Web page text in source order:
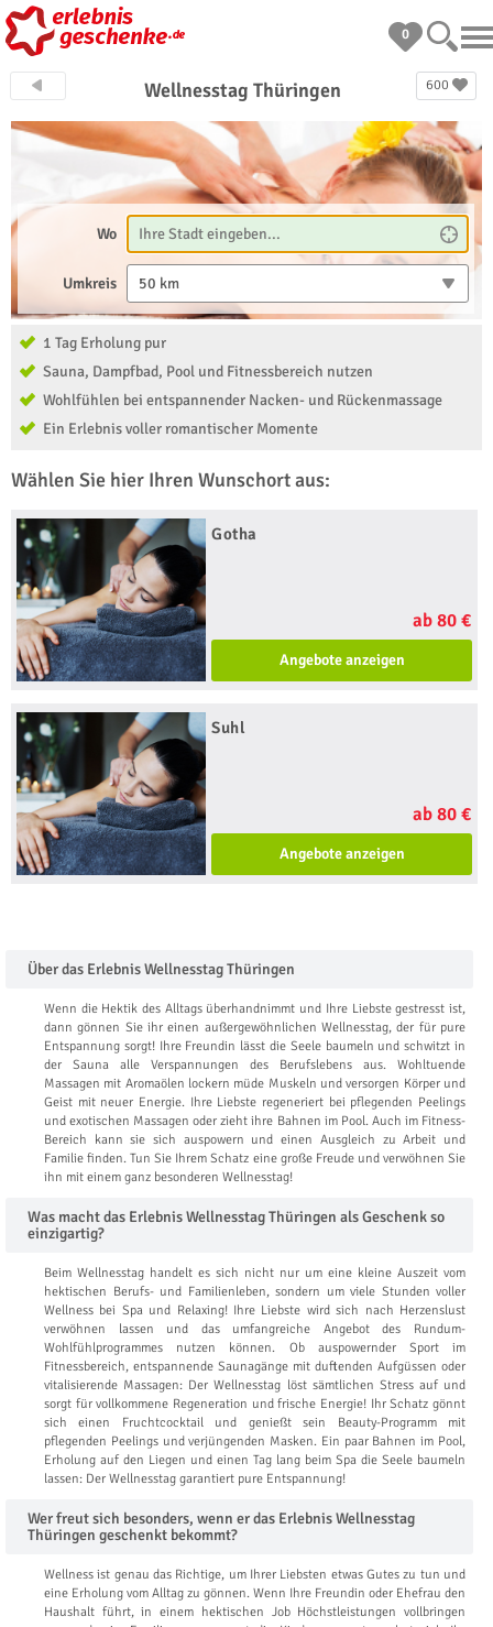
0
600
Wellnesstag Thüringen
Wo
Umkreis 50 km
1 Tag Erholung pur
Sauna, Dampfbad, Pool und Fitnessbereich nutzen
Wohlfühlen bei entspannender Nacken- und Rückenmassage
Ein Erlebnis voller romantischer Momente
Wählen Sie hier Ihren Wunschort aus:
Gotha
ab 80 €
Angebote anzeigen
Suhl
ab 80 €
Angebote anzeigen
Über das Erlebnis Wellnesstag Thüringen
Wenn die Hektik des Alltags überhandnimmt und Ihre Liebste gestresst ist,
dann gönnen Sie ihr einen außergewöhnlichen Wellnesstag, der für pure
Entspannung sorgt! Ihre Freundin lässt die Seele baumeln und schwitzt in
der Sauna alle Verspannungen des Berufslebens aus. Wohltuende
Massagen mit Aromaölen lockern müde Muskeln und versorgen Körper und
Geist mit neuer Energie. Ihre Liebste regeneriert bei pflegenden Peelings
und exotischen Massagen oder zieht ihre Bahnen im Pool. Auch im Fitness-
Bereich kann sie sich auspowern und einen Ausgleich zu Arbeit und
Familie finden. Tun Sie Ihrem Schatz eine große Freude und verwöhnen Sie
ihn mit einem ganz besonderen Wellnesstag!
Was macht das Erlebnis Wellnesstag Thüringen als Geschenk so
einzigartig?
Beim Wellnesstag handelt es sich nicht nur um eine kleine Auszeit vom
hektischen Berufs- und Familienleben, sondern um viele Stunden voller
Wellness bei Spa und Relaxing! Ihre Liebste wird sich nach Herzenslust
verwöhnen lassen und das umfangreiche Angebot des Rundum-
Wohlfühlprogrammes nutzen können. Ob auspowernder Sport im
Fitnessbereich, entspannende Saunagänge mit duftenden Aufgüssen oder
vitalisierende Massagen: Der Wellnesstag löst sämtlichen Stress auf und
sorgt für vollkommene Regeneration und frische Energie! Ihr Schatz gönnt
sich einen Fruchtcocktail und genießt sein Beauty-Programm mit
pflegenden Peelings und verjüngenden Masken. Ein paar Bahnen im Pool,
Erholung auf den Liegen und einen Tag lang beim Spa die Seele baumeln
lassen: Der Wellnesstag garantiert pure Entspannung!
Wer freut sich besonders, wenn er das Erlebnis Wellnesstag
Thüringen geschenkt bekommt?
Wellness ist genau das Richtige, um Ihrer Liebsten etwas Gutes zu tun und
eine Erholung vom Alltag zu gönnen. Wenn Ihre Freundin oder Ehefrau den
Haushalt führt, in einem hektischen Job Höchstleistungen vollbringen